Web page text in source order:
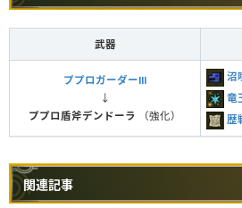
武器
ププロガーダーⅢ
↓
ププロ盾斧デンドーラ （強化）
沼
竜
歴
関連記事